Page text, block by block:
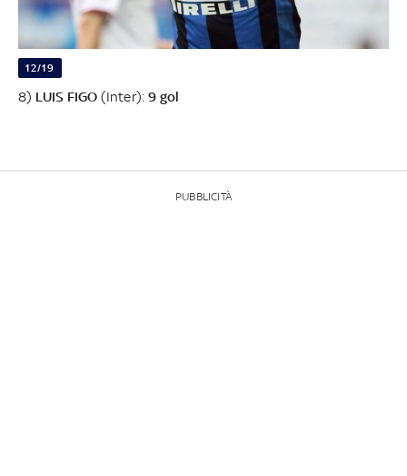
12/19
8) LUIS FIGO (Inter):9 gol
PUBBLICITÀ